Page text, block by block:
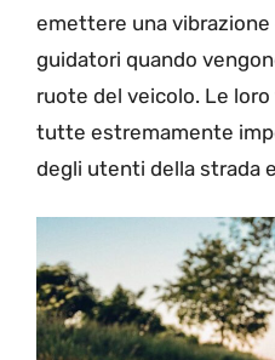
emettere una
guidatori quando
ruote del veicolo. Le
tutte estremamente
degli utenti della strada